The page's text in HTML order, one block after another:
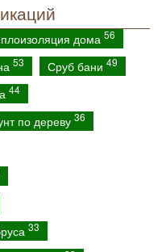
дома 56
53 Сруб бани 49
44
по дереву 36
33